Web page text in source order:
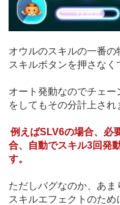
オウルのスキルの一番の
スキルボタンを押さなく
オート発動なのでチェ
をしてもその分計上され
例えばSLV6の場合、必
合、自動でスキル3回発
す。
ただしバグなのか、あ
スキルエフェクトのため